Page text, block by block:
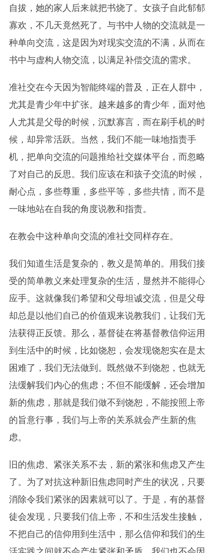
自拔，她的家人后来就把书烧了。女孩子自此郁郁
寡欢，不几天竟然死了。与书中人物的交流就是一
种单向交流，这是因为对现实交流的不满，从而在
书中与虚构人物交流，以满足补偿交流的需求。
准社交在今天因为智能终端的普及，正在人群中，
尤其是青少年中扩张。越来越多的青少年，面对他
人尤其是父母的时候，沉默寡言，而在刷手机的时
候，却异常活跃。当然，我们不能一味地指责手
机，把单向交流的问题推给社交媒体平台，而忽略
了对自己的反思。我们应该在和孩子交流的时候，
耐心点，多些尊重，多些平等，多些共情，而不是
一味地站在自我的角度说教和指责。
在教会中这种单向交流的准社交同样存在。
我们知道生活是复杂的，教义是简单的。用我们接
受的简单教义来处理复杂的生活，显然并不能得心
应手。这就像我们希望和父母坦诚交流，但是父母
却总是以他们自己的价值观来说教我们，让我们无
法获得正反馈。那么，基督徒在将基督教信仰运用
到生活中的时候，比如饶恕，会发现饶恕实在是太
困难了，我们无法做到。既然做不到饶恕，也就无
法缓解我们内心的焦虑；不但不能缓解，还会增加
新的焦虑，那就是我们做不到饶恕，不能按照上帝
的旨意行事，我们与上帝的关系就会产生新的焦
虑。
旧的焦虑、紧张关系不去，新的紧张和焦虑又产生
了。为了对抗这种新旧焦虑同时产生的状况，只要
消除令我们紧张的因素就可以了。于是，有的基督
徒会发现，只要我们信上帝，不和生活发生接触，
不把自己的信仰用到生活中，那么信仰和我们的生